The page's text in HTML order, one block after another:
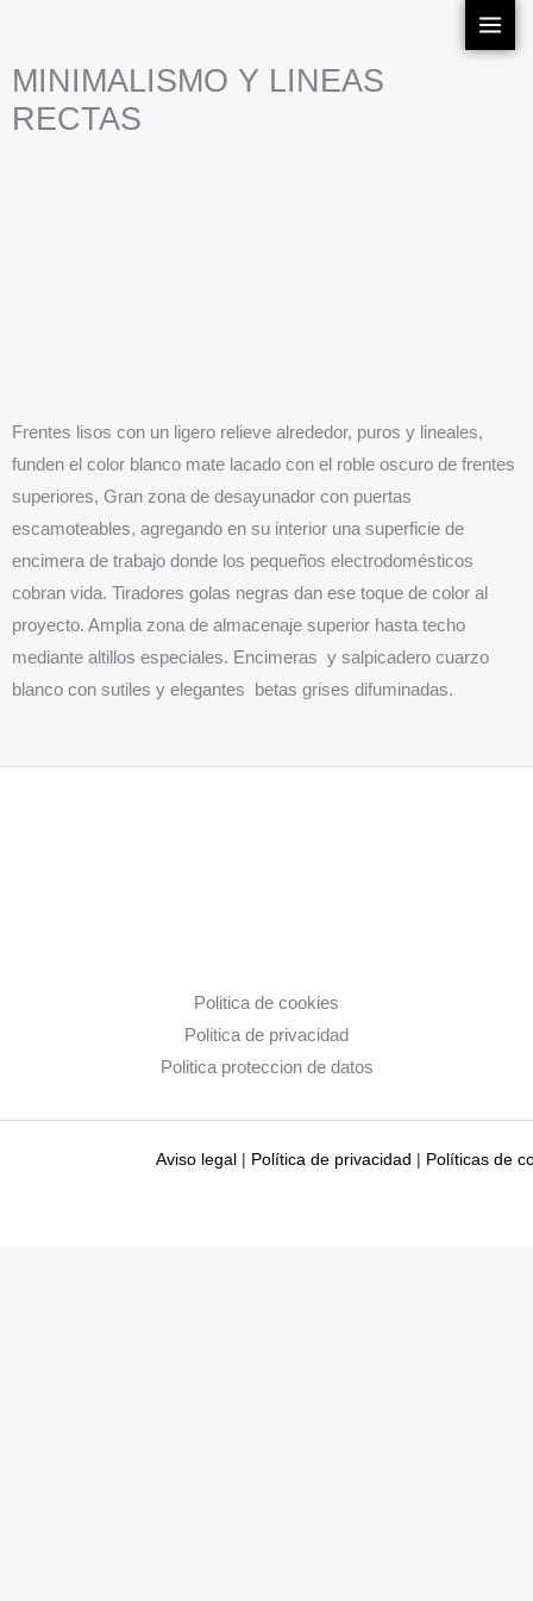
contenido
MINIMALISMO Y LINEAS
RECTAS
Frentes lisos con un ligero relieve alrededor, puros y lineales,
funden el color blanco mate lacado con el roble oscuro de frentes
superiores, Gran zona de desayunador con puertas
escamoteables, agregando en su interior una superficie de
encimera de trabajo donde los pequeños electrodomésticos
cobran vida. Tiradores golas negras dan ese toque de color al
proyecto. Amplia zona de almacenaje superior hasta techo
mediante altillos especiales. Encimeras y salpicadero cuarzo
blanco con sutiles y elegantes betas grises difuminadas.
Politica de cookies
Politica de privacidad
Politica proteccion de datos
Aviso legal Política de privacidad Políticas de